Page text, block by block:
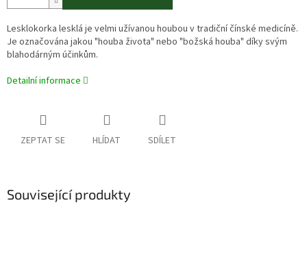
Lesklokorka lesklá je velmi užívanou houbou v tradiční čínské medicíně.
Je označována jakou "houba života" nebo "božská houba" díky svým
blahodárným účinkům.
Detailní informace
ZEPTAT SE HLÍDAT SDÍLET
Související produkty